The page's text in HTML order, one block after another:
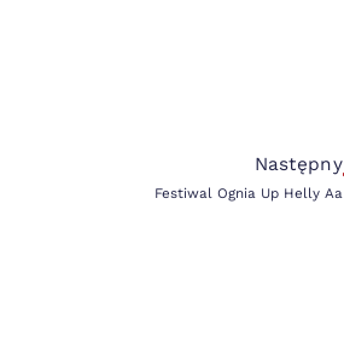
Następny
Festiwal Ognia Up Helly Aa